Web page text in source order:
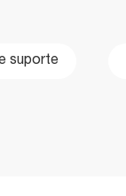
suporte